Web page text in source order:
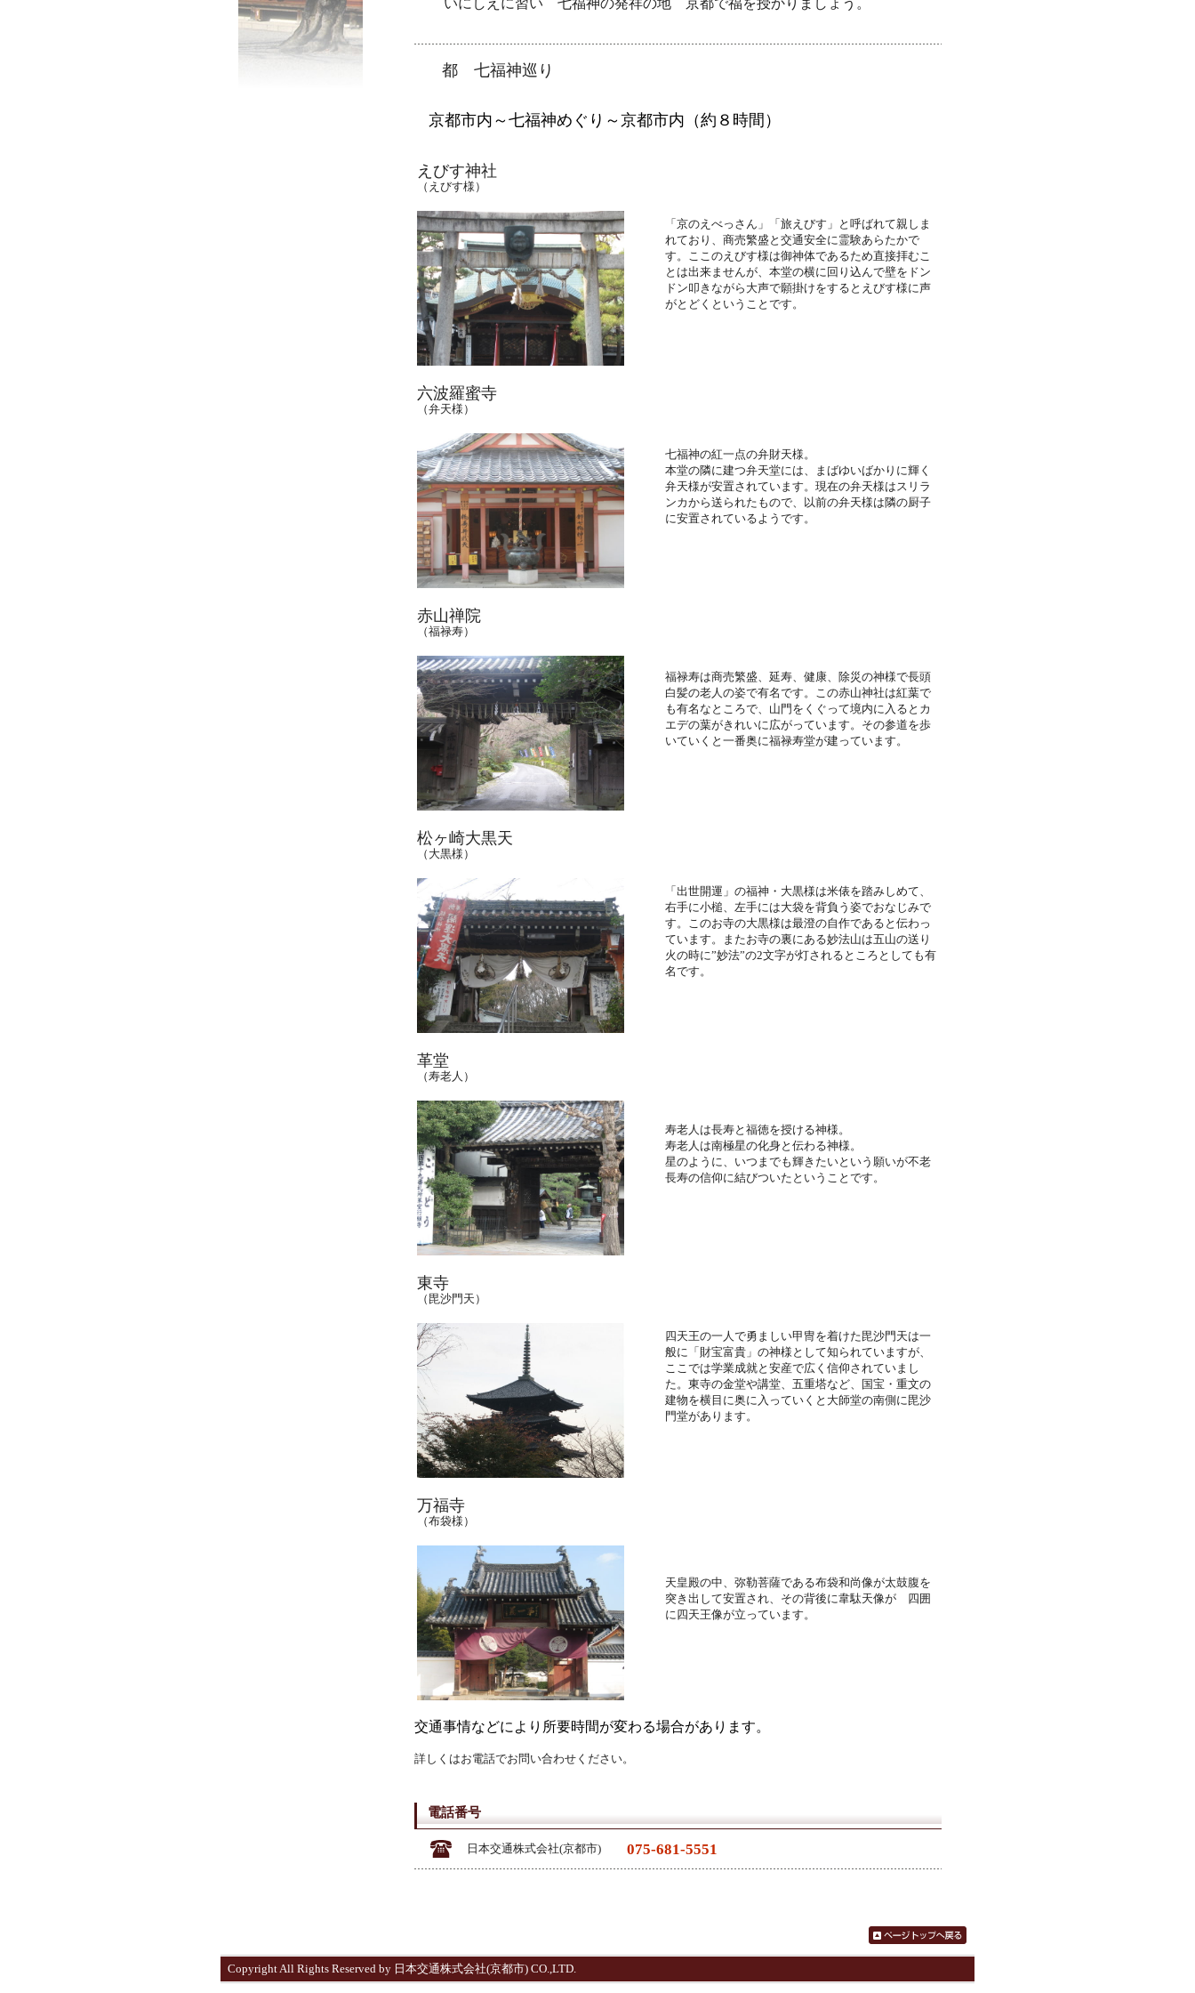
いにしえに習い 七福神の発祥の地 京都で福を授かりましょう。
都 七福神巡り
京都市内～七福神めぐり～京都市内（約８時間）
えびす神社
（えびす様）
「京のえべっさん」「旅えびす」と呼ばれて親しま
れており、商売繁盛と交通安全に霊験あらたかで
す。ここのえびす様は御神体であるため直接拝むこ
とは出来ませんが、本堂の横に回り込んで壁をドン
ドン叩きながら大声で願掛けをするとえびす様に声
がとどくということです。
六波羅蜜寺
（弁天様）
七福神の紅一点の弁財天様。
本堂の隣に建つ弁天堂には、まばゆいばかりに輝く
弁天様が安置されています。現在の弁天様はスリラ
ンカから送られたもので、以前の弁天様は隣の厨子
に安置されているようです。
赤山禅院
（福禄寿）
福禄寿は商売繁盛、延寿、健康、除災の神様で長頭
白髪の老人の姿で有名です。この赤山神社は紅葉で
も有名なところで、山門をくぐって境内に入るとカ
エデの葉がきれいに広がっています。その参道を歩
いていくと一番奥に福禄寿堂が建っています。
松ヶ崎大黒天
（大黒様）
「出世開運」の福神・大黒様は米俵を踏みしめて、
右手に小槌、左手には大袋を背負う姿でおなじみで
す。このお寺の大黒様は最澄の自作であると伝わっ
ています。またお寺の裏にある妙法山は五山の送り
火の時に”妙法”の2文字が灯されるところとしても有
名です。
革堂
（寿老人）
寿老人は長寿と福徳を授ける神様。
寿老人は南極星の化身と伝わる神様。
星のように、いつまでも輝きたいという願いが不老
長寿の信仰に結びついたということです。
東寺
（毘沙門天）
四天王の一人で勇ましい甲冑を着けた毘沙門天は一
般に「財宝富貴」の神様として知られていますが、
ここでは学業成就と安産で広く信仰されていまし
た。東寺の金堂や講堂、五重塔など、国宝・重文の
建物を横目に奥に入っていくと大師堂の南側に毘沙
門堂があります。
万福寺
（布袋様）
天皇殿の中、弥勒菩薩である布袋和尚像が太鼓腹を
突き出して安置され、その背後に韋駄天像が 四囲
に四天王像が立っています。
交通事情などにより所要時間が変わる場合があります。
詳しくはお電話でお問い合わせください。
電話番号
日本交通株式会社(京都市) 075-681-5551
Copyright All Rights Reserved by 日本交通株式会社(京都市) CO.,LTD.